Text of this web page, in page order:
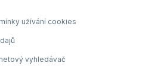
užívání cookies
vyhledávač